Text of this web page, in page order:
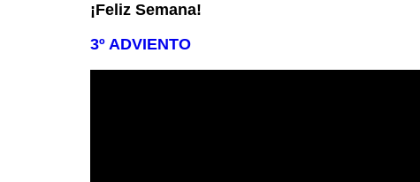
¡Feliz Semana!
3º ADVIENTO